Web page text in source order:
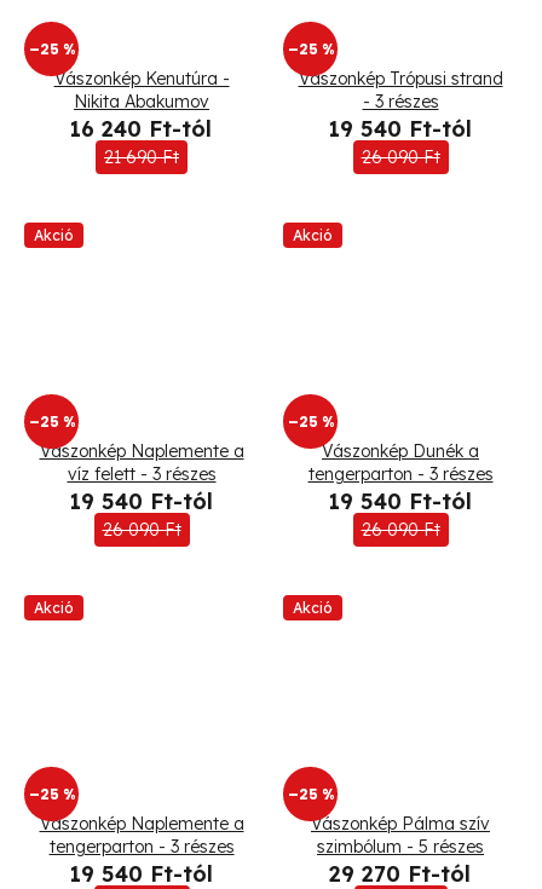
–25 %
Vászonkép Kenutúra -
Nikita Abakumov
16 240 Ft-tól
21 690 Ft
–25 %
Vászonkép Trópusi strand
- 3 részes
19 540 Ft-tól
26 090 Ft
Akció
–25 %
Vászonkép Naplemente a
víz felett - 3 részes
19 540 Ft-tól
26 090 Ft
Akció
–25 %
Vászonkép Dunék a
tengerparton - 3 részes
19 540 Ft-tól
26 090 Ft
Akció
–25 %
Vászonkép Naplemente a
tengerparton - 3 részes
19 540 Ft-tól
Akció
–25 %
Vászonkép Pálma szív
szimbólum - 5 részes
29 270 Ft-tól